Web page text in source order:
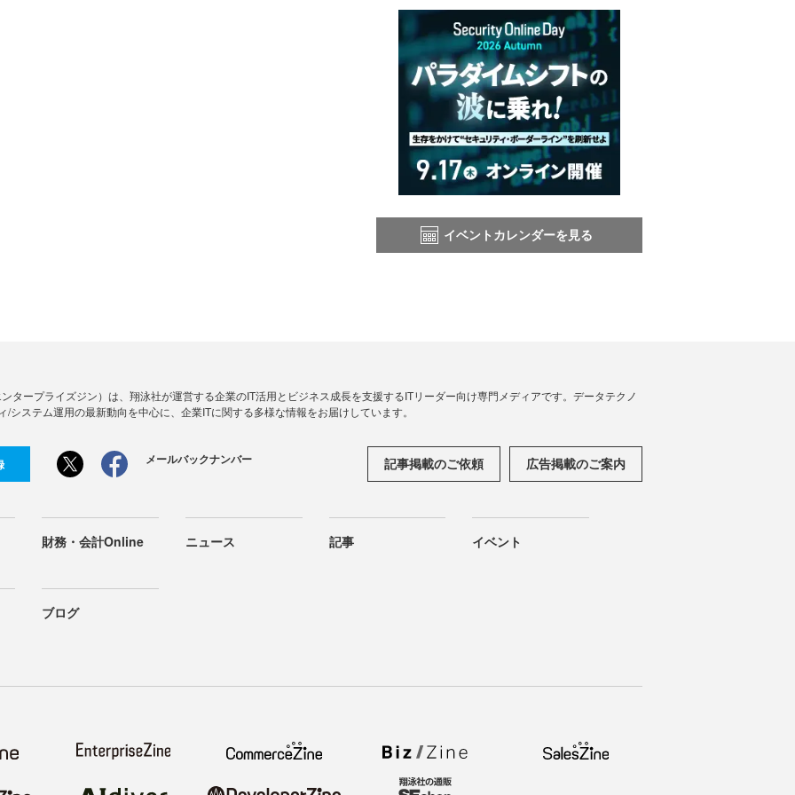
イベントカレンダーを見る
ンタープライズジン）は、翔泳社が運営する企業のIT活用とビジネス成長を支援するITリーダー向け専門メディアです。データテクノ
/システム運用の最新動向を中心に、企業ITに関する多様な情報をお届けしています。
メールバックナンバー 記事掲載のご依頼 広告掲載のご案内
財務・会計Online ニュース 記事 イベント
ブログ